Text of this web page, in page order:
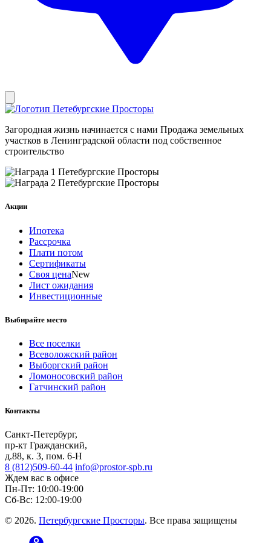
Загородная жизнь начинается с нами Продажа земельных
участков в Ленинградской области под собственное
строительство
Акции
Ипотека
Рассрочка
Плати потом
Сертификаты
Своя ценаNew
Лист ожидания
Инвестиционные
Выбирайте место
Все поселки
Всеволожский район
Выборгский район
Ломоносовский район
Гатчинский район
Контакты
Санкт-Петербург,
пр-кт Гражданский,
д.88, к. 3, пом. 6-Н
8 (812)509-60-44 info@prostor-spb.ru
Ждем вас в офисе
Пн‑Пт: 10:00‑19:00
Сб-Вс: 12:00-19:00
© 2026. Петербургские Просторы. Все права защищены